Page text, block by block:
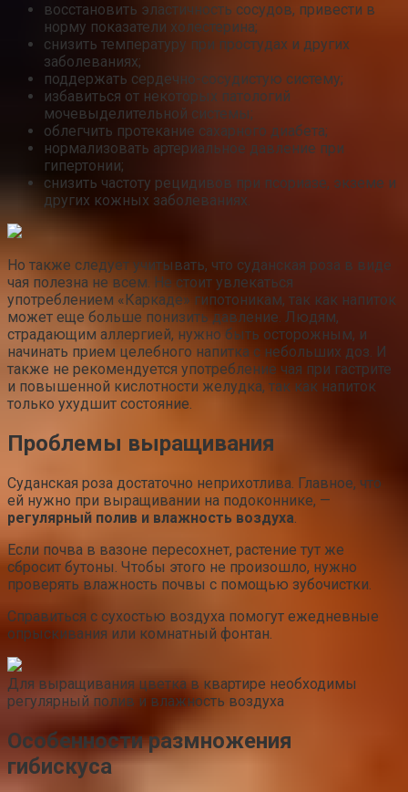
восстановить эластичность сосудов, привести в
норму показатели холестерина;
снизить температуру при простудах и других
заболеваниях;
поддержать сердечно-сосудистую систему;
избавиться от некоторых патологий
мочевыделительной системы;
облегчить протекание сахарного диабета;
нормализовать артериальное давление при
гипертонии;
снизить частоту рецидивов при псориазе, экземе и
других кожных заболеваниях.
Но также следует учитывать, что суданская роза в виде
чая полезна не всем. Не стоит увлекаться
употреблением «Каркаде» гипотоникам, так как напиток
может еще больше понизить давление. Людям,
страдающим аллергией, нужно быть осторожным, и
начинать прием целебного напитка с небольших доз. И
также не рекомендуется употребление чая при гастрите
и повышенной кислотности желудка, так как напиток
только ухудшит состояние.
Проблемы выращивания
Суданская роза достаточно неприхотлива. Главное, что
ей нужно при выращивании на подоконнике, —
регулярный полив и влажность воздуха
Если почва в вазоне пересохнет, растение тут же
сбросит бутоны. Чтобы этого не произошло, нужно
проверять влажность почвы с помощью зубочистки.
Справиться с сухостью воздуха помогут ежедневные
опрыскивания или комнатный фонтан.
Для выращивания цветка в квартире необходимы
регулярный полив и влажность воздуха
Особенности размножения
гибискуса